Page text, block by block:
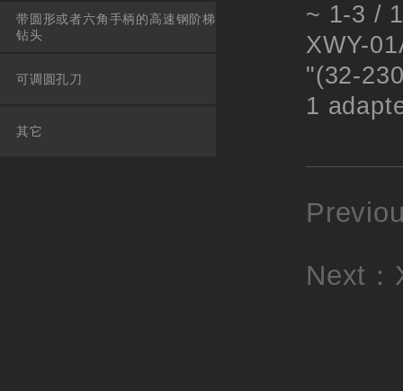
带圆形或者六角手柄的高速钢阶梯
钻头
可调圆孔刀
其它
~ 1-3 /
XWY-
"(32-
1
Next：